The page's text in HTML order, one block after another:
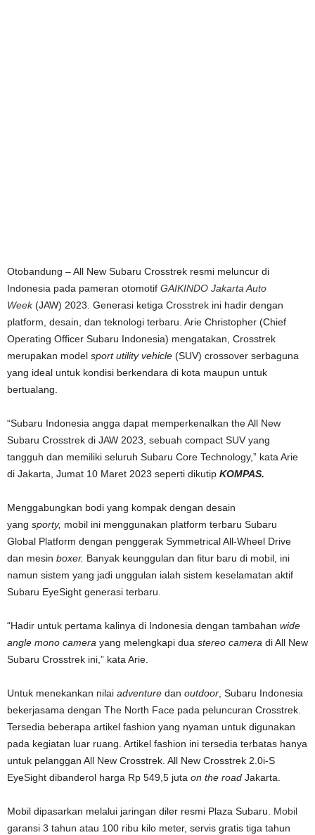
Otobandung – All New Subaru Crosstrek resmi meluncur di
Indonesia pada pameran otomotif GAIKINDO Jakarta Auto
Week(JAW) 2023. Generasi ketiga Crosstrek ini hadir dengan
platform, desain, dan teknologi terbaru. Arie Christopher (Chief
Operating Officer Subaru Indonesia) mengatakan, Crosstrek
merupakan model sport utility vehicle (SUV) crossover serbaguna
yang ideal untuk kondisi berkendara di kota maupun untuk
bertualang.
“Subaru Indonesia angga dapat memperkenalkan the All New
Subaru Crosstrek di JAW 2023, sebuah compact SUV yang
tangguh dan memiliki seluruh Subaru Core Technology,” kata Arie
di Jakarta, Jumat 10 Maret 2023 seperti dikutip KOMPAS.
Menggabungkan bodi yang kompak dengan desain
yang sporty, mobil ini menggunakan platform terbaru Subaru
Global Platform dengan penggerak Symmetrical All-Wheel Drive
dan mesin boxer. Banyak keunggulan dan fitur baru di mobil, ini
namun sistem yang jadi unggulan ialah sistem keselamatan aktif
Subaru EyeSight generasi terbaru.
“Hadir untuk pertama kalinya di Indonesia dengan tambahan wide
angle mono camera yang melengkapi dua stereo camera di All New
Subaru Crosstrek ini,” kata Arie.
Untuk menekankan nilai adventure dan outdoor, Subaru Indonesia
bekerjasama dengan The North Face pada peluncuran Crosstrek.
Tersedia beberapa artikel fashion yang nyaman untuk digunakan
pada kegiatan luar ruang. Artikel fashion ini tersedia terbatas hanya
untuk pelanggan All New Crosstrek. All New Crosstrek 2.0i-S
EyeSight dibanderol harga Rp 549,5 juta on the road Jakarta.
Mobil dipasarkan melalui jaringan diler resmi Plaza Subaru. Mobil
garansi 3 tahun atau 100 ribu kilo meter, servis gratis tiga tahun